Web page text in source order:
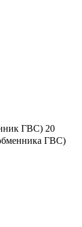
ГВС) 20
ГВС)